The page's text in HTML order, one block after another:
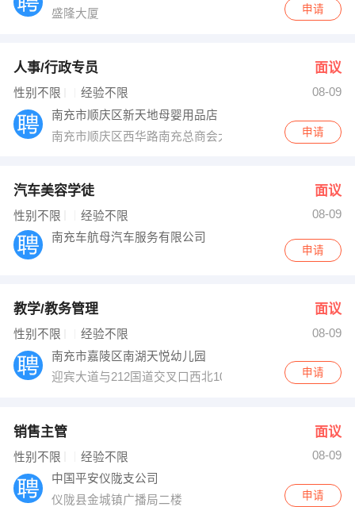
盛隆大厦
申请
人事/行政专员 面议
性别不限 经验不限
08-09
南充市顺庆区新天地母婴用品店
南充市顺庆区西华路南充总商会大厦A区11楼
申请
汽车美容学徒 面议
性别不限 经验不限
08-09
南充车航母汽车服务有限公司
申请
教学/教务管理 面议
性别不限 经验不限
08-09
南充市嘉陵区南湖天悦幼儿园
迎宾大道与212国道交叉口西北100米
申请
销售主管 面议
性别不限 经验不限
08-09
中国平安仪陇支公司
仪陇县金城镇广播局二楼
申请